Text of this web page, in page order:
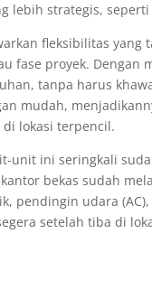
lebih strategis,
fleksibilitas
fase proyek. Dengan
tanpa harus
mudah,
lokasi terpencil.
unit ini seringkali
bekas sudah
pendingin udara
setelah tiba di